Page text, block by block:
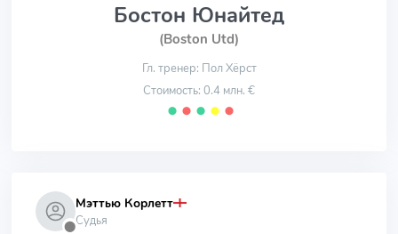
Бостон Юнайтед
(Boston Utd)
Гл. тренер: Пол Хёрст
Стоимость: 0.4 млн. €
⬤ ⬤ ⬤ ⬤ ⬤
⬤
Мэттью Корлетт
Судья